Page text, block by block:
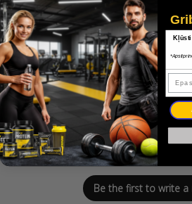
Customer
We’re looking
Let us know what you
Be the first to write a
Kļūsti